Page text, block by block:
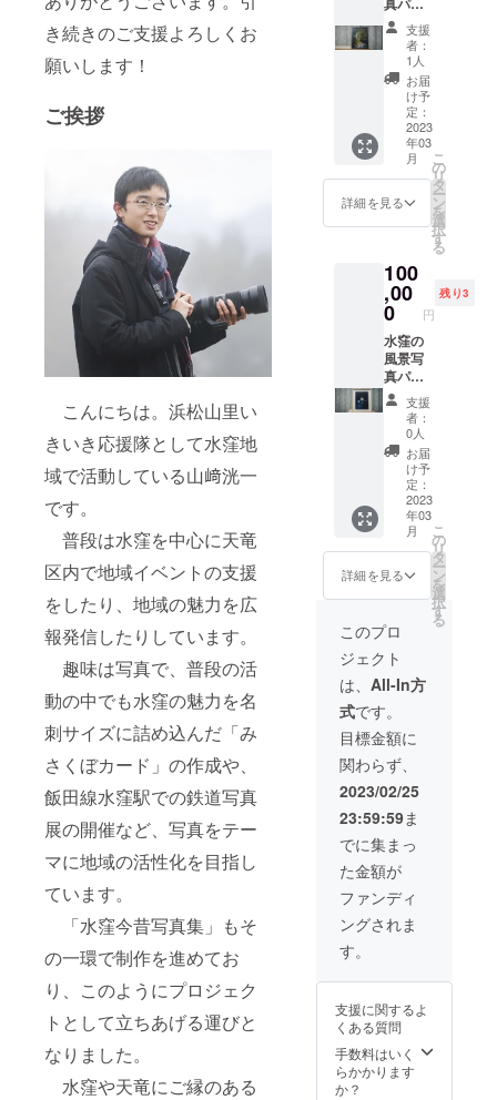
き続きのご支援よろしくお
願いします！
ご挨拶
こんにちは。浜松山里い
きいき応援隊として水窪地
域で活動している山﨑洸一
です。
普段は水窪を中心に天竜
区内で地域イベントの支援
をしたり、地域の魅力を広
報発信したりしています。
趣味は写真で、普段の活
動の中でも水窪の魅力を名
刺サイズに詰め込んだ「み
さくぼカード」の作成や、
飯田線水窪駅での鉄道写真
展の開催など、写真をテー
マに地域の活性化を目指し
ています。
「水窪今昔写真集」もそ
の一環で制作を進めてお
り、このようにプロジェク
トとして立ちあげる運びと
なりました。
水窪や天竜にご縁のある
す。水
窪今昔
写真1冊
と感謝
のカー
ドも一
緒にお
送りし
ます。
※送料込
みの価
格で
写真集1
冊(A4サ
イズ、
表紙込
み全60
ページ)
②感謝
のカー
ド1枚
(名刺サ
イズ、
表に水
窪の写
真、裏
面に手
書きの
コメン
ト付き)
(2L)1枚
※額縁に
入れて
お送り
します
写真の
種類
は、当
リター
ン2枚目
の画像
を参考
に、春
夏秋冬
の4種類
から選
択して
くださ
クラの
咲く水
窪 夏:
布滝 秋:
水窪花
火大会
ル【A4
サイ
ズ】＋
水窪今
昔写真
集・感
謝の
カード
水窪の
風景写
真をA4
サイズ
の写真
にして
お届
け。全4
種から
選べま
す。水
窪今昔
写真1冊
と感謝
のカー
ドも一
緒にお
送りし
ます。
※送料込
みの価
格で
す。 内
容 ①水
窪今昔
写真集1
冊(A4サ
イズ、
表紙込
み全60
ページ)
②感謝
のカー
ド1枚
(名刺サ
イズ、
表に水
窪の写
真、裏
面に手
書きの
コメン
ト付き)
(A4)1枚
入れて
お送り
します
写真の
種類
支援
者：
1人
お届
け予
定：
2023
年03
月
詳細を見る
こ
の
リ
タ
ー
ン
を
選
択
す
る
100
,00
0 円
残り3
水窪の
風景写
真パネ
ル【A3
サイ
ズ】＋
水窪今
昔写真
集・感
謝の
カード
水窪今
昔写真
集1冊と
感謝の
カード1
枚、水
窪の風
景を写
したA3
サイズ
の写真
パネル1
枚をお
送りし
ます。
A3の写
真パネ
ルを制
作する
にあた
り、
メール
でのや
みの作
望を伺
い、い
くつか
の候補
写真を
支援
者：
0人
お届
け予
定：
2023
年03
月
詳細を見る
こ
の
リ
タ
ー
ン
を
選
択
す
る
このプロ
ジェクト
は、 All-In方
式です。
目標金額に
関わらず、
2023/02/25
23:59:59ま
でに集まっ
た金額が
ファンディ
ングされま
す。
支援に関するよ
くある質問
手数料はいく
らかかります
か？